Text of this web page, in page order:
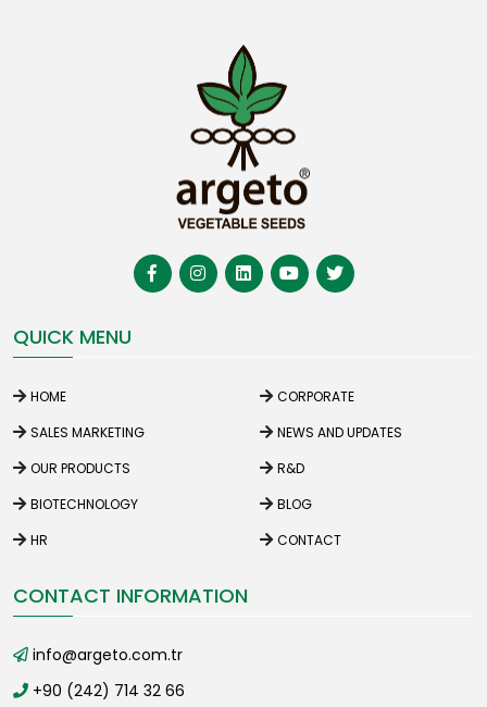
QUICK MENU
HOME
CORPORATE
SALES MARKETING
NEWS AND UPDATES
OUR PRODUCTS
R&D
BIOTECHNOLOGY
BLOG
HR
CONTACT
CONTACT INFORMATION
info@argeto.com.tr
+90 (242) 714 32 66